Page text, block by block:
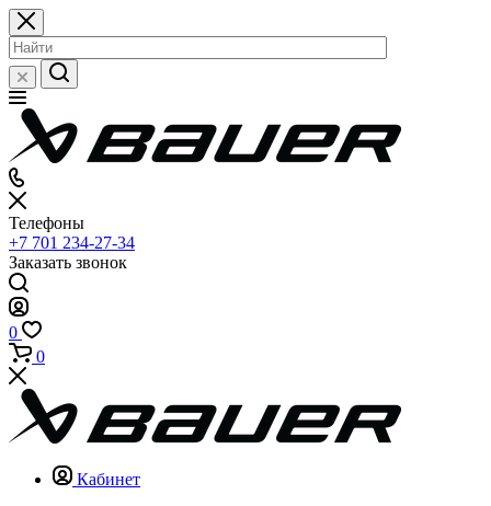
Телефоны
+7 701 234-27-34
Заказать звонок
0
0
Кабинет